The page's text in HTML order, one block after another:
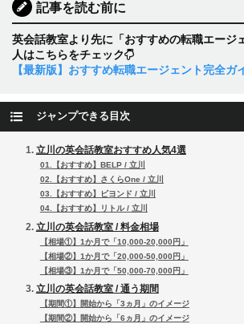
記事を読む前に
英会話教室より先に「おすすめの転職エージ
人はこちらをチェック
【最新版】おすすめ転職エージェント完全ガ
ジャンプできる目次
立川の英会話教室おすすめ人気4選
01.【おすすめ】BELP / 立川
02.【おすすめ】さくらOne / 立川
03.【おすすめ】ビヨンド / 立川
04.【おすすめ】リトル / 立川
立川の英会話教室 / 料金相場
【相場①】1か月で「10,000-20,000円」
【相場②】1か月で「20,000-50,000円」
【相場③】1か月で「50,000-70,000円」
立川の英会話教室 / 通う期間
【期間①】開始から「3ヵ月」のイメージ
【期間②】開始から「6ヵ月」のイメージ